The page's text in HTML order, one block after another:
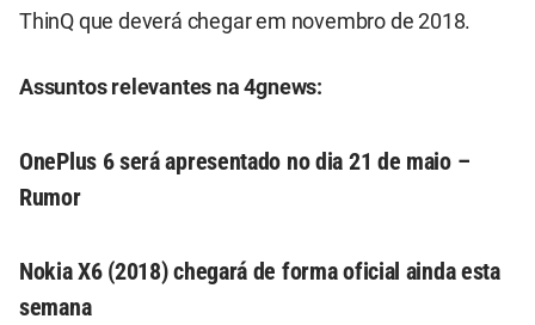
ThinQ que deverá chegar em novembro de 2018.
Assuntos relevantes na 4gnews:
OnePlus 6 será apresentado no dia 21 de maio –
Rumor
Nokia X6 (2018) chegará de forma oficial ainda esta
semana